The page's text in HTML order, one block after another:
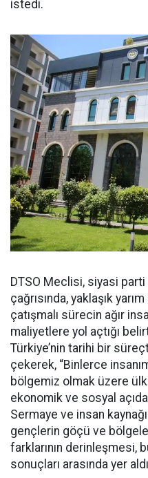
istedi.
DTSO Meclisi, siyasi
çağrısında, yaklaşık
çatışmalı sürecin ağır
maliyetlere yol açtığı
Türkiye’nin tarihi bir
çekerek, “Binlerce
bölgemiz olmak üzere
ekonomik ve sosyal
Sermaye ve insan
gençlerin göçü ve
farklarının derinleşmesi,
sonuçları arasında yer